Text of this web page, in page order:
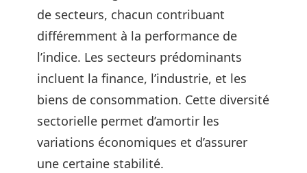
de secteurs, chacun contribuant
différemment à la performance de
l’indice. Les secteurs prédominants
incluent la finance, l’industrie, et les
biens de consommation. Cette diversité
sectorielle permet d’amortir les
variations économiques et d’assurer
une certaine stabilité.